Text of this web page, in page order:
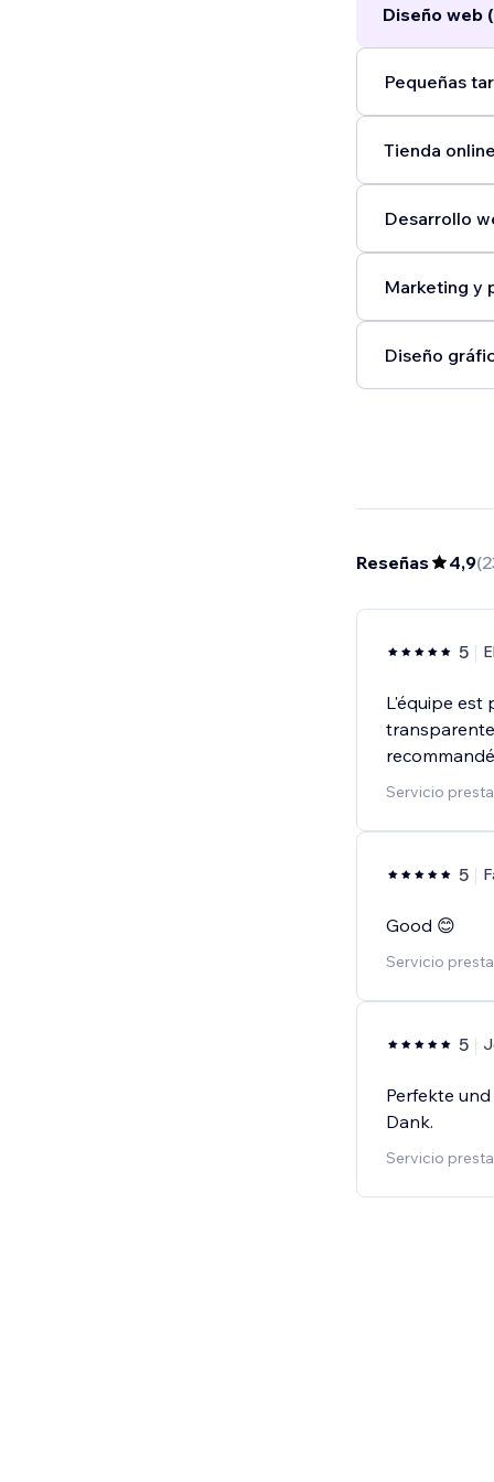
Diseño web
Pequeñas
Tienda
Desarrollo
Marketing y
Diseño
Reseñas 4,9(
5
L'équipe est
Servicio
5
Good 😊
Servicio
5
Perfekte
Dank.
Servicio